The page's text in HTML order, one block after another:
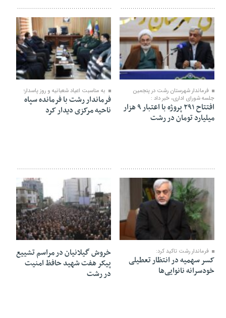
۱۲ بهمن ۱۴۰۴
فرماندار شهرستان رشت در پنجمین
جلسه شورای اداری، خبر داد :
افتتاح ۲۹۱ پروژه با اعتبار ۹ هزار
میلیارد تومان در رشت
۰۷ بهمن ۱۴۰۴
به مناسبت اعیاد شعبانیه و روز پاسدار؛
فرماندار رشت با فرمانده سپاه
ناحیه مرکزی دیدار کرد
۰۴ بهمن ۱۴۰۴
فرماندار رشت تاکید کرد:
کسر سهمیه در انتظار تعطیلی
خودسرانه نانوایی‌ها
۳۰ دی ۱۴۰۴
خروش گیلانیان در مراسم تشییع
پیکر هفت شهید حافظ امنیت
در رشت